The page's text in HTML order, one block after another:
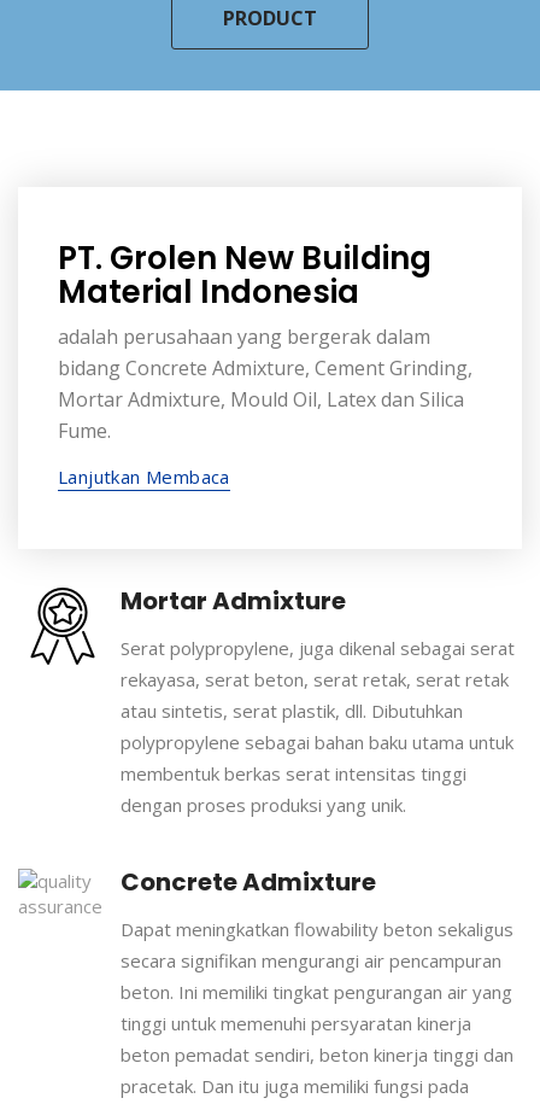
PRODUCT
PT. Grolen New Building
Material Indonesia
adalah perusahaan yang bergerak dalam
bidang Concrete Admixture, Cement Grinding,
Mortar Admixture, Mould Oil, Latex dan Silica
Fume.
Lanjutkan Membaca
Mortar Admixture
Serat polypropylene, juga dikenal sebagai serat
rekayasa, serat beton, serat retak, serat retak
atau sintetis, serat plastik, dll. Dibutuhkan
polypropylene sebagai bahan baku utama untuk
membentuk berkas serat intensitas tinggi
dengan proses produksi yang unik.
Concrete Admixture
Dapat meningkatkan flowability beton sekaligus
secara signifikan mengurangi air pencampuran
beton. Ini memiliki tingkat pengurangan air yang
tinggi untuk memenuhi persyaratan kinerja
beton pemadat sendiri, beton kinerja tinggi dan
pracetak. Dan itu juga memiliki fungsi pada